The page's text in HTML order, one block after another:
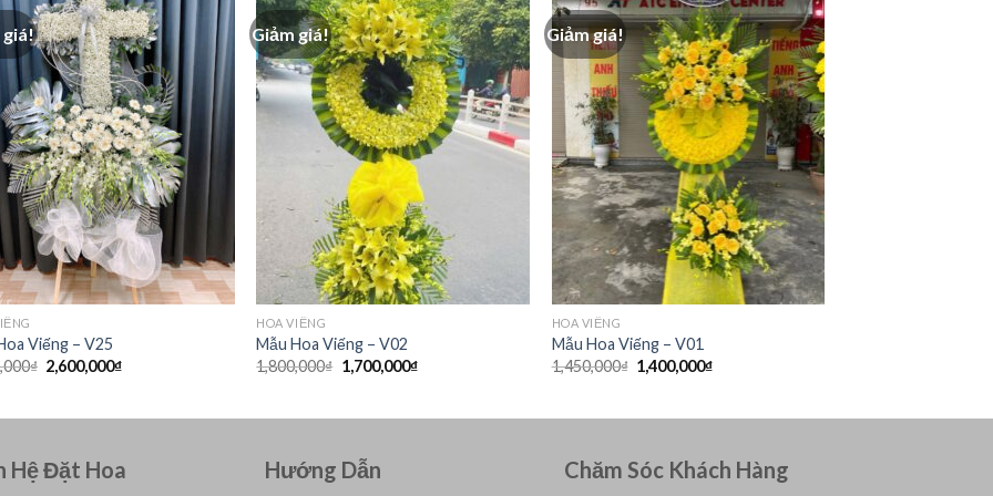
giá!
Viếng – V25
₫ Giá
gốc
2,600,000₫Giá
Giảm giá!
HOA VIẾNG
Mẫu Hoa Viếng – V02
1,800,000₫ Giá
gốc
1,700,000₫Giá
Giảm giá!
HOA VIẾNG
Mẫu Hoa Viếng – V01
1,450,000₫ Giá
gốc
1,400,000₫Giá
Hệ Đặt Hoa Hướng Dẫn Chăm Sóc Khách Hàng